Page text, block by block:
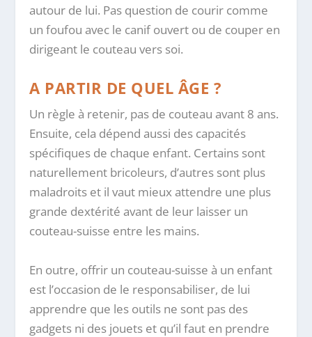
autour de lui. Pas question de courir comme
un foufou avec le canif ouvert ou de couper en
dirigeant le couteau vers soi.
A PARTIR DE QUEL ÂGE ?
Un règle à retenir, pas de couteau avant 8 ans.
Ensuite, cela dépend aussi des capacités
spécifiques de chaque enfant. Certains sont
naturellement bricoleurs, d’autres sont plus
maladroits et il vaut mieux attendre une plus
grande dextérité avant de leur laisser un
couteau-suisse entre les mains.
En outre, offrir un couteau-suisse à un enfant
est l’occasion de le responsabiliser, de lui
apprendre que les outils ne sont pas des
gadgets ni des jouets et qu’il faut en prendre